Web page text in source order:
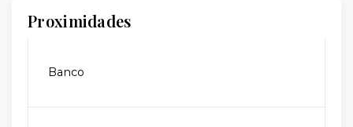
Proximidades
Banco